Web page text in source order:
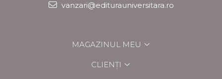
vanzari@editurauniversitara.ro
MAGAZINUL MEU
CLIENȚI